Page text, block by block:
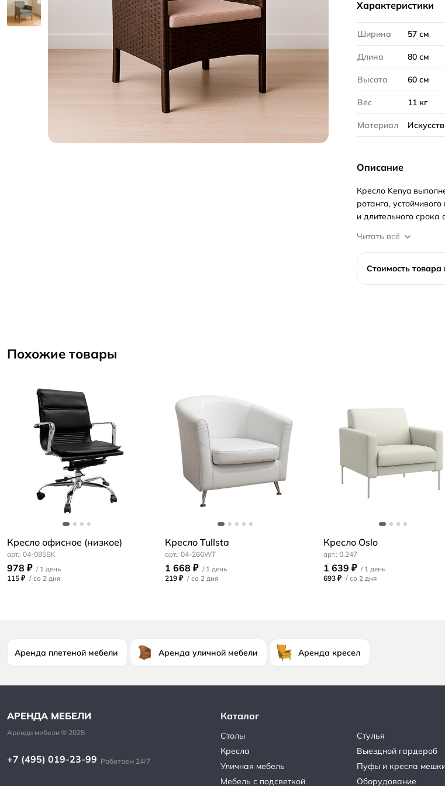
Характеристики
Ширина 57 см
Длина 80 см
Высота 60 см
Вес 11 кг
Материал
Описание
Кресло Kenya
ротанга,
и длительного срока
Читать всё
Стоимость товара
Похожие товары
Кресло офисное (низкое)
04-085BK
978 ₽
115 ₽ /
Кресло Tullsta
04-266WT
1 668 ₽
219 ₽ /
Кресло Oslo
0.247
1 639 ₽
693 ₽ /
Аренда плетеной мебели Аренда уличной мебели Аренда кресел
+7 (495) 019-23-99 Работаем 24/7
Каталог
Столы Стулья
Кресла
Выездной гардероб
Уличная мебель
Пуфы и кресла
Мебель с подсветкой
Оборудование